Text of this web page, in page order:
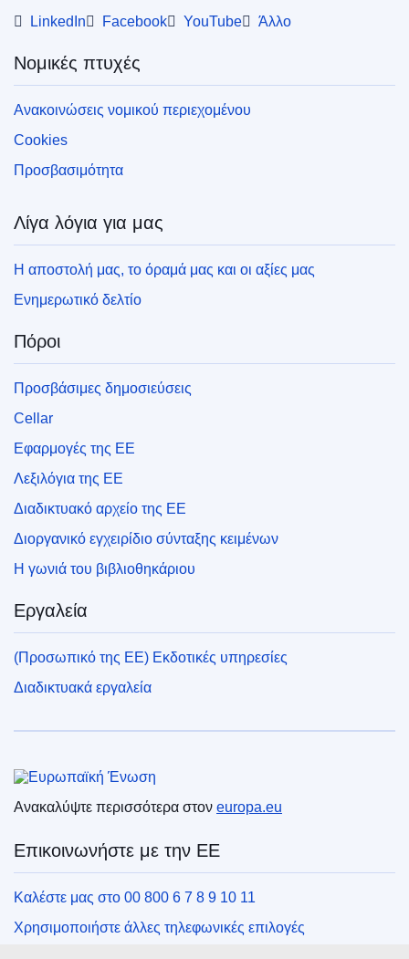
LinkedIn Facebook YouTube Άλλο
Νομικές πτυχές
Ανακοινώσεις νομικού περιεχομένου
Cookies
Προσβασιμότητα
Λίγα λόγια για μας
Η αποστολή μας, το όραμά μας και οι αξίες μας
Ενημερωτικό δελτίο
Πόροι
Προσβάσιμες δημοσιεύσεις
Cellar
Εφαρμογές της ΕΕ
Λεξιλόγια της ΕΕ
Διαδικτυακό αρχείο της ΕΕ
Διοργανικό εγχειρίδιο σύνταξης κειμένων
Η γωνιά του βιβλιοθηκάριου
Εργαλεία
(Προσωπικό της ΕΕ) Εκδοτικές υπηρεσίες
Διαδικτυακά εργαλεία
Ανακαλύψτε περισσότερα στον europa.eu
Επικοινωνήστε με την ΕΕ
Καλέστε μας στο 00 800 6 7 8 9 10 11
Χρησιμοποιήστε άλλες τηλεφωνικές επιλογές